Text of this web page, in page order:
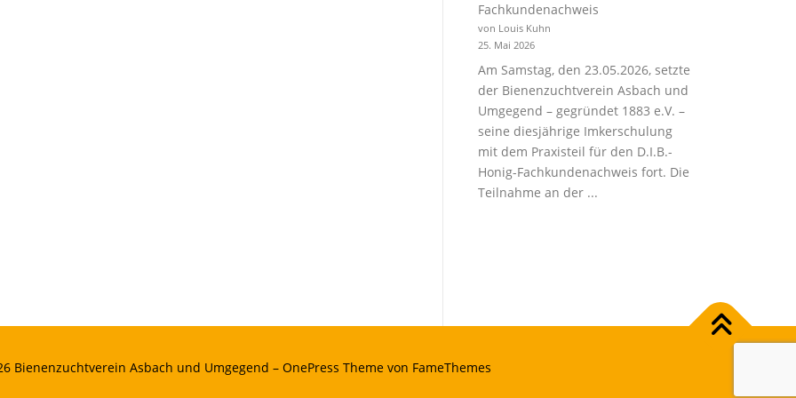
Fachkundenachweis
von Louis Kuhn
25. Mai 2026
Am Samstag, den 23.05.2026, setzte
der Bienenzuchtverein Asbach und
Umgegend – gegründet 1883 e.V. –
seine diesjährige Imkerschulung
mit dem Praxisteil für den D.I.B.-
Honig-Fachkundenachweis fort. Die
Teilnahme an der ...
Bienenzuchtverein Asbach und Umgegend – OnePress Theme von FameThemes